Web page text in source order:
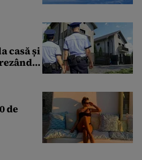
casă și
de